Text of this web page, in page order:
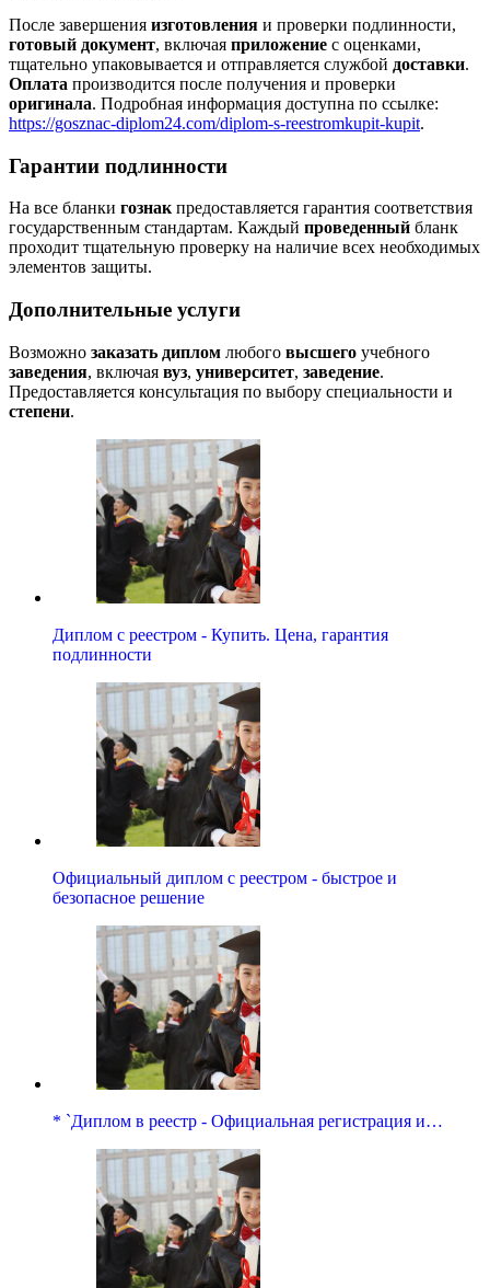
После завершения изготовления и проверки подлинности,
готовый документ, включая приложение с оценками,
тщательно упаковывается и отправляется службой доставки.
Оплата производится после получения и проверки
оригинала. Подробная информация доступна по ссылке:
https://gosznac-diplom24.com/diplom-s-reestromkupit-kupit.
Гарантии подлинности
На все бланки гознакпредоставляется гарантия соответствия
государственным стандартам. Каждый проведенный бланк
проходит тщательную проверку на наличие всех необходимых
элементов защиты.
Дополнительные услуги
Возможно заказать диплом любого высшего учебного
заведения, включая вуз, университет, заведение.
Предоставляется консультация по выбору специальности и
степени.
Диплом с реестром - Купить. Цена, гарантия
подлинности
Официальный диплом с реестром - быстрое и
безопасное решение
* `Диплом в реестр - Официальная регистрация и…